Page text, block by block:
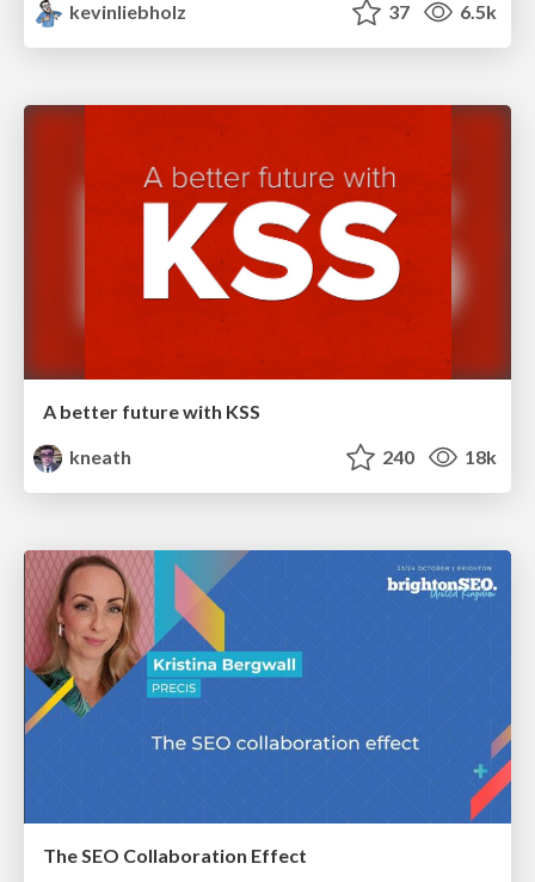
kevinliebholz 37 6.5k
A better future with KSS
kneath
240 18k
The SEO Collaboration Effect